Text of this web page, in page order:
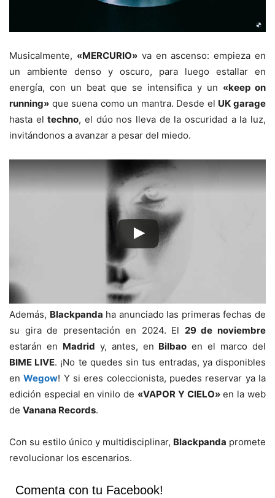
Musicalmente, «MERCURIO»va en ascenso: empieza en
un ambiente denso y oscuro, para luego estallar en
energía, con un beat que se intensifica y un «keep on
running» que suena como un mantra. Desde el UK garage
hasta eltechno, el dúo nos lleva de la oscuridad a la luz,
invitándonos a avanzar a pesar del miedo.
Además, Blackpanda ha anunciado las primeras fechas de
su gira de presentación en 2024. El 29 de noviembre
estarán en Madrid y, antes, en Bilbao en el marco del
BIME LIVE. ¡No te quedes sin tus entradas, ya disponibles
enWegow! Y si eres coleccionista, puedes reservar ya la
edición especial en vinilo de «VAPOR Y CIELO»en la web
de Vanana Records.
Con su estilo único y multidisciplinar, Blackpanda promete
revolucionar los escenarios.
Comenta con tu Facebook!